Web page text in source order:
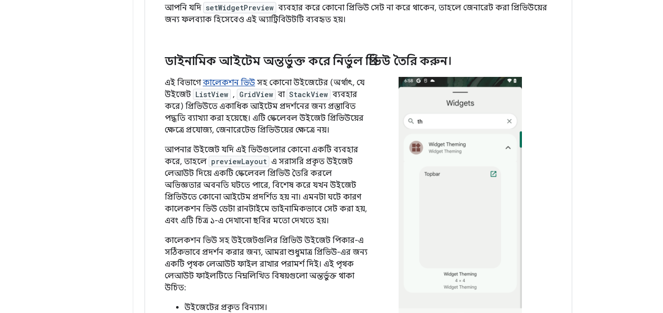
আপনি যদি setWidgetPreview ব্যবহার করে কোনো প্রিভিউ সেট না করে থাকেন, তাহলে জেনারেট করা প্রিভিউয়ের
জন্য ফলব্যাক হিসেবেও এই অ্যাট্রিবিউটটি ব্যবহৃত হয়।
ডাইনামিক আইটেম অন্তর্ভুক্ত করে নির্ভুল প্রিভিউ তৈরি করুন।
এই বিভাগেকালেকশন ভিউ সহ কোনো উইজেটের (অর্থাৎ, যে
উইজেট ListView , GridView বা StackView ব্যবহার
করে) প্রিভিউতে একাধিক আইটেম প্রদর্শনের জন্য প্রস্তাবিত
পদ্ধতি ব্যাখ্যা করা হয়েছে। এটি স্কেলেবল উইজেট প্রিভিউয়ের
ক্ষেত্রে প্রযোজ্য, জেনারেটেড প্রিভিউয়ের ক্ষেত্রে নয়।
আপনার উইজেট যদি এই ভিউগুলোর কোনো একটি ব্যবহার
করে, তাহলে previewLayout এ সরাসরি প্রকৃত উইজেট
লেআউট দিয়ে একটি স্কেলেবল প্রিভিউ তৈরি করলে
অভিজ্ঞতার অবনতি ঘটতে পারে, বিশেষ করে যখন উইজেট
প্রিভিউতে কোনো আইটেম প্রদর্শিত হয় না। এমনটা ঘটে কারণ
কালেকশন ভিউ ডেটা রানটাইমে ডাইনামিকভাবে সেট করা হয়,
এবং এটি চিত্র ১-এ দেখানো ছবির মতো দেখতে হয়।
কালেকশন ভিউ সহ উইজেটগুলির প্রিভিউ উইজেট পিকার-এ
সঠিকভাবে প্রদর্শন করার জন্য, আমরা শুধুমাত্র প্রিভিউ-এর জন্য
একটি পৃথক লেআউট ফাইল রাখার পরামর্শ দিই। এই পৃথক
লেআউট ফাইলটিতে নিম্নলিখিত বিষয়গুলো অন্তর্ভুক্ত থাকা
উচিত:
উইজেটের প্রকৃত বিন্যাস।